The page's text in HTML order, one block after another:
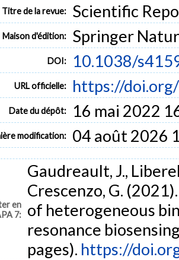
Titre de la revue: Scientific
Maison d'édition: Springer
DOI: 10.1038/
URL officielle: https://
Date du dépôt: 16 mai 2022
modification: 04 août 2026
en
7:
Gaudreault, J.,
Crescenzo, G.
of heterogeneous
resonance
pages). https://